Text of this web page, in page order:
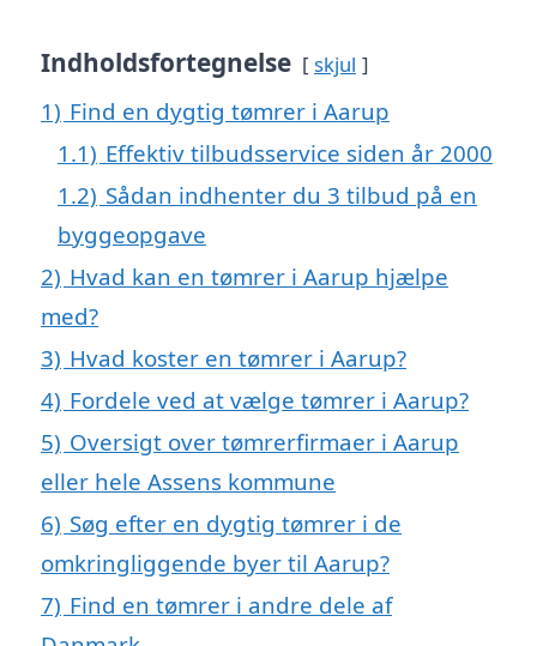
Indholdsfortegnelse skjul
1) Find en dygtig tømrer i Aarup
1.1) Effektiv tilbudsservice siden år 2000
1.2) Sådan indhenter du 3 tilbud på en
byggeopgave
2) Hvad kan en tømrer i Aarup hjælpe
med?
3) Hvad koster en tømrer i Aarup?
4) Fordele ved at vælge tømrer i Aarup?
5) Oversigt over tømrerfirmaer i Aarup
eller hele Assens kommune
6) Søg efter en dygtig tømrer i de
omkringliggende byer til Aarup?
7) Find en tømrer i andre dele af